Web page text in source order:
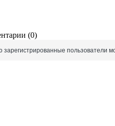
(0)
зарегистрированные пользователи